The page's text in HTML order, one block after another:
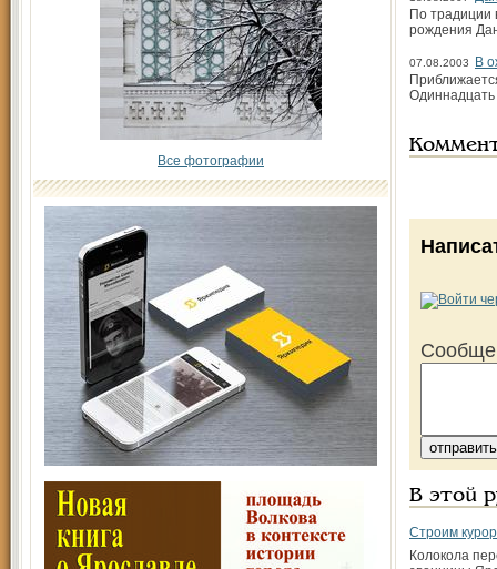
Все фотографии
По традиции
рождения
07.08.2003
В
Одиннадцать
В этой
Строим
Колокола